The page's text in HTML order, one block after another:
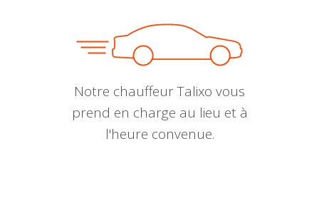
Notre chauffeur Talixo vous
prend en charge au lieu et à
l'heure convenue.